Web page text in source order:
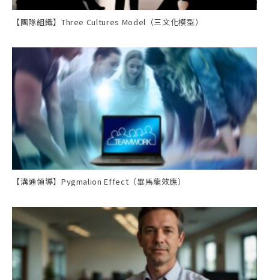
【團隊組織】Three Cultures Model（三文化模型）
【溝通領導】Pygmalion Effect（畢馬龍效應）